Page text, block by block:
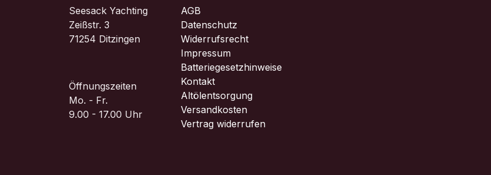
Seesack Yachting
Zeißstr. 3
71254 Ditzingen
Öffnungszeiten
Mo. - Fr.
9.00 - 17.00 Uhr
AGB
Datenschutz
Widerrufsrecht
Impressum
Batteriegesetzhinweise
Kontakt
Altölentsorgung
Versandkosten
Vertrag widerrufen